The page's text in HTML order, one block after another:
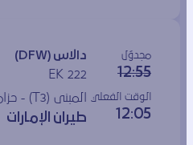
مجدوَل
12:55
دالاس (DFW)
EK 222
الوقت الفعلي
12:05
المبنى (T3) - حزام الأمتعة (3)
طيران الإمارات